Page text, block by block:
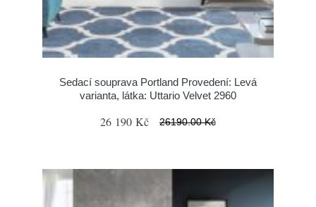
Sedací souprava Portland Provedení: Levá
varianta, látka: Uttario Velvet 2960
26 190 Kč 26190.00 Kč